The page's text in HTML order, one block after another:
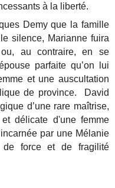
à la liberté.
Demy que la famille
silence, Marianne fuira
au contraire, en se
parfaite qu’on lui
et une auscultation
de province. David
d’une rare maîtrise,
délicate d'une femme
par une Mélanie
de force et de fragilité